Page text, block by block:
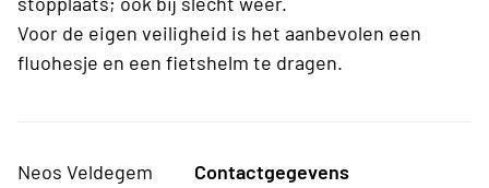
Voor de eigen veiligheid is het aanbevolen een
fluohesje en een fietshelm te dragen.
Neos Veldegem
Contactgegevens